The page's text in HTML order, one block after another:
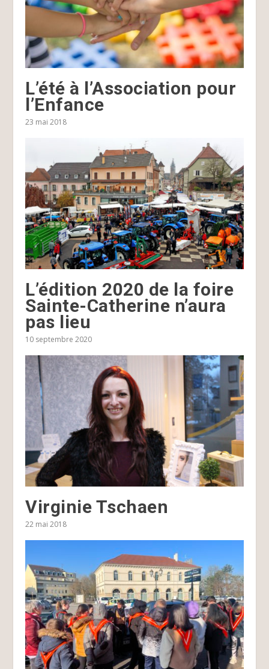
L’été à l’Association pour
l’Enfance
23 mai 2018
L’édition 2020 de la foire
Sainte-Catherine n’aura
pas lieu
10 septembre 2020
Virginie Tschaen
22 mai 2018